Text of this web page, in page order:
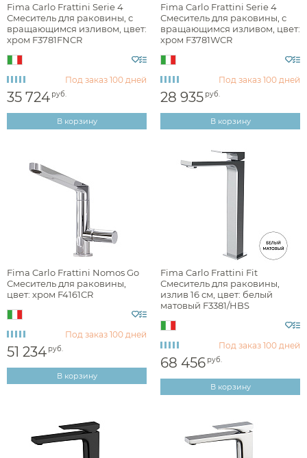
есть в наличии
хром
белый
графит
нержавеющая сталь
золото
Фактура
брашированная
глянцевая
матовая
Стилистика дизайна
Fima Carlo Frattini Serie 4
Смеситель для раковины, с
вращающимся изливом, цвет:
хром F3781FNCR
Под заказ 100 дней
35 724 руб.
В корзину
Fima Carlo Frattini Serie 4
Смеситель для раковины, с
вращающимся изливом, цвет:
хром F3781WCR
Под заказ 100 дней
28 935 руб.
В корзину
Fima Carlo Frattini Nomos Go
Смеситель для раковины,
цвет: хром F4161CR
Под заказ 100 дней
51 234 руб.
В корзину
Fima Carlo Frattini Fit
Смеситель для раковины,
излив 16 см, цвет: белый
матовый F3381/HBS
Под заказ 100 дней
68 456 руб.
В корзину